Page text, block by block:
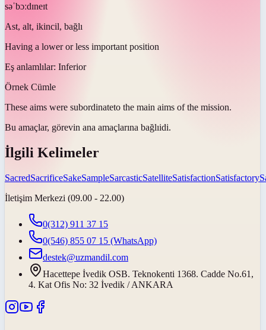
səˈbɔːdɪneɪt
Ast, alt, ikincil, bağlı
Having a lower or less important position
Eş anlamlılar: Inferior
Örnek Cümle
These aims were subordinateto the main aims of the mission.
Bu amaçlar, görevin ana amaçlarına bağlıidi.
İlgili Kelimeler
SacredSacrificeSakeSampleSarcasticSatelliteSatisfactionSatisfactory
İletişim Merkezi (09.00 - 22.00)
0(312) 911 37 15
0(546) 855 07 15 (WhatsApp)
destek@uzmandil.com
Hacettepe İvedik OSB. Teknokenti 1368. Cadde No.61,
4. Kat Ofis No: 32 İvedik / ANKARA